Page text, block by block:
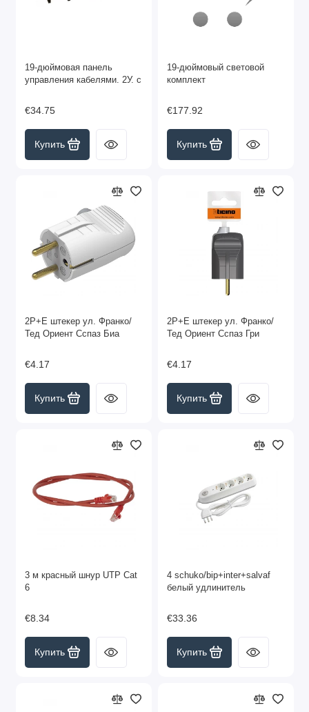
19-дюймовая панель
управления кабелями. 2У. с
€34.75
Купить
19-дюймовый световой
комплект
€177.92
Купить
2P+E штекер ул. Франко/
Тед Ориент Сспаз Биа
€4.17
Купить
2P+E штекер ул. Франко/
Тед Ориент Сспаз Гри
€4.17
Купить
3 м красный шнур UTP Cat
6
€8.34
Купить
4 schuko/bip+inter+salvaf
белый удлинитель
€33.36
Купить